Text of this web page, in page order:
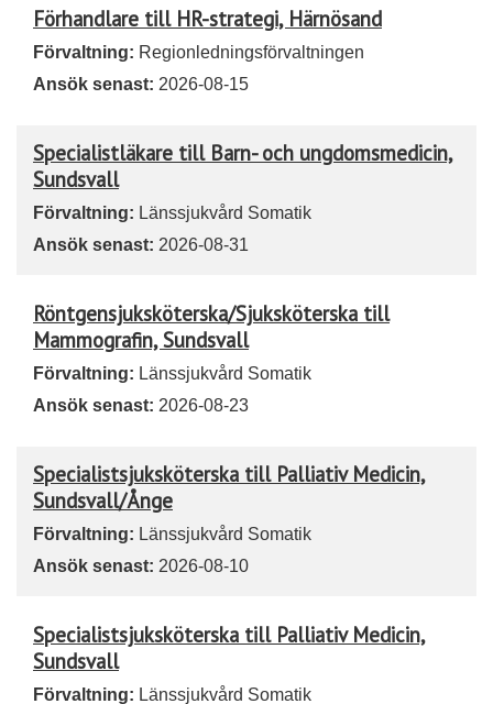
Förhandlare till HR-strategi, Härnösand
Förvaltning: Regionledningsförvaltningen
Ansök senast: 2026-08-15
Specialistläkare till Barn- och ungdomsmedicin,
Sundsvall
Förvaltning: Länssjukvård Somatik
Ansök senast: 2026-08-31
Röntgensjuksköterska/Sjuksköterska till
Mammografin, Sundsvall
Förvaltning: Länssjukvård Somatik
Ansök senast: 2026-08-23
Specialistsjuksköterska till Palliativ Medicin,
Sundsvall/Ånge
Förvaltning: Länssjukvård Somatik
Ansök senast: 2026-08-10
Specialistsjuksköterska till Palliativ Medicin,
Sundsvall
Förvaltning: Länssjukvård Somatik